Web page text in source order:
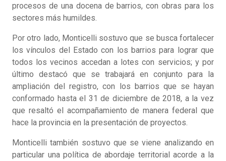
procesos de una docena de barrios, con obras para los
sectores más humildes.
Por otro lado, Monticelli sostuvo que se busca fortalecer
los vínculos del Estado con los barrios para lograr que
todos los vecinos accedan a lotes con servicios; y por
último destacó que se trabajará en conjunto para la
ampliación del registro, con los barrios que se hayan
conformado hasta el 31 de diciembre de 2018, a la vez
que resaltó el acompañamiento de manera federal que
hace la provincia en la presentación de proyectos.
Monticelli también sostuvo que se viene analizando en
particular una política de abordaje territorial acorde a la